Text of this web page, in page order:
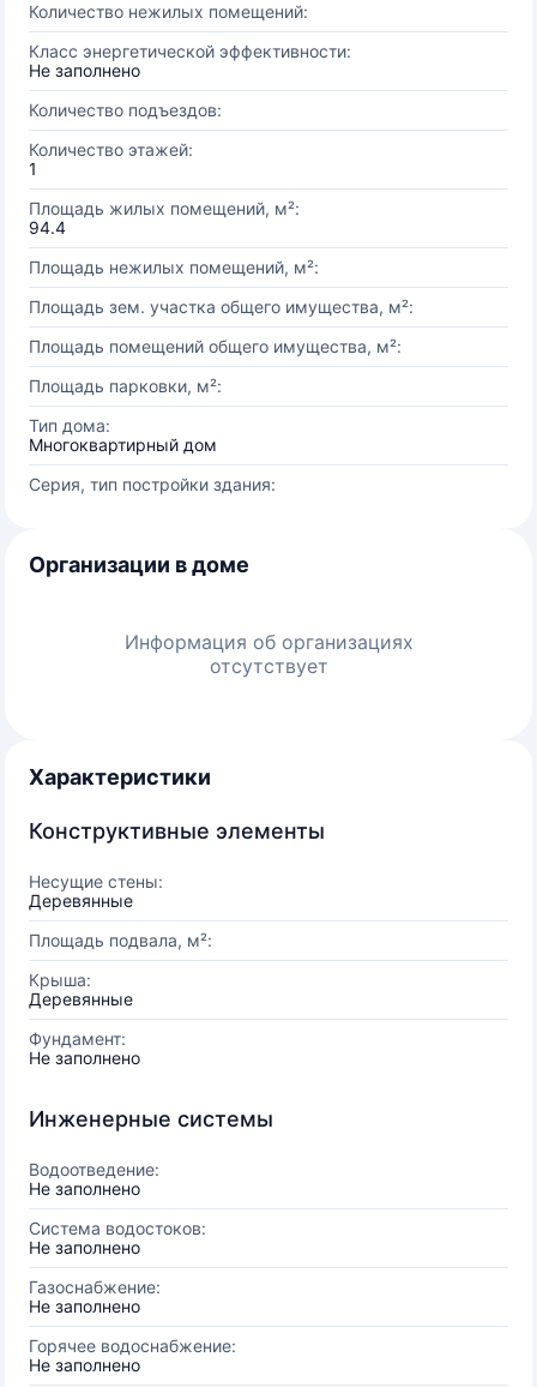
Количество нежилых помещений:
Класс энергетической эффективности:
Не заполнено
Количество подъездов:
Количество этажей:
1
Площадь жилых помещений, м²:
94.4
Площадь нежилых помещений, м²:
Площадь зем. участка общего имущества, м²:
Площадь помещений общего имущества, м²:
Площадь парковки, м²:
Тип дома:
Многоквартирный дом
Серия, тип постройки здания:
Организации в доме
Информация об организациях
отсутствует
Характеристики
Конструктивные элементы
Несущие стены:
Деревянные
Площадь подвала, м²:
Крыша:
Деревянные
Фундамент:
Не заполнено
Инженерные системы
Водоотведение:
Не заполнено
Система водостоков:
Не заполнено
Газоснабжение:
Не заполнено
Горячее водоснабжение:
Не заполнено